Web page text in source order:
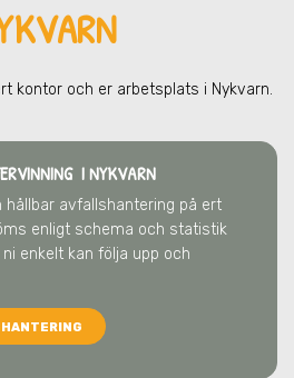
kontor och er arbetsplats i Nykvarn.
I NYKVARN
hållbar avfallshantering på ert
enligt schema och statistik
enkelt kan följa upp och